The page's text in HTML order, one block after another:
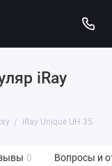
iRay
iRay Unique UH 35
0 Вопросы и